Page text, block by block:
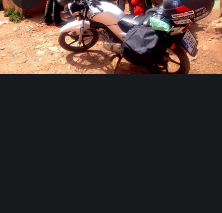
© Motocaina.pl All rights reserved.